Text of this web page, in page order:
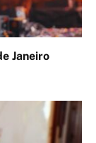
Janeiro